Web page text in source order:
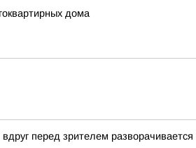
дома
перед зрителем